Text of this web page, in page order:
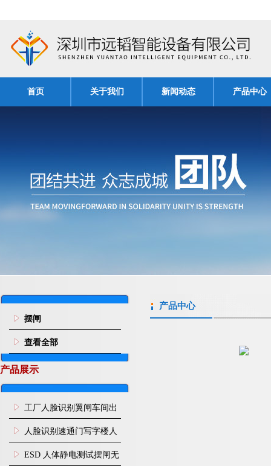
首页 关于我们 新闻动态 产品中心
摆闸
查看全部
产品展示
工厂人脸识别翼闸车间出
入口人行通道门禁
人脸识别速通门写字楼人
行通道闸门禁设备
ESD 人体静电测试摆闸无
产品中心